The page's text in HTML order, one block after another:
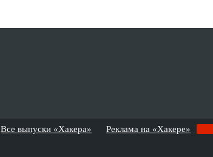
Все выпуски «Хакера» Реклама на «Хакере»